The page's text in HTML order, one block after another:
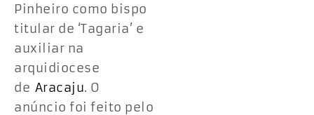
Pinheiro como bispo
titular de ‘Tagaria’ e
auxiliar na
arquidiocese
de Aracaju. O
anúncio foi feito pelo